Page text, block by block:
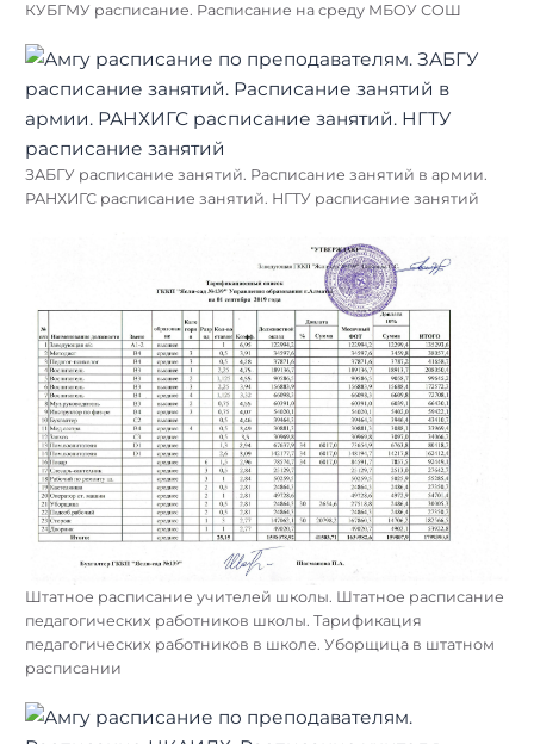
КУБГМУ расписание. Расписание на среду МБОУ СОШ
ЗАБГУ расписание занятий. Расписание занятий в армии.
РАНХИГС расписание занятий. НГТУ расписание занятий
Штатное расписание учителей школы. Штатное расписание
педагогических работников школы. Тарификация
педагогических работников в школе. Уборщица в штатном
расписании